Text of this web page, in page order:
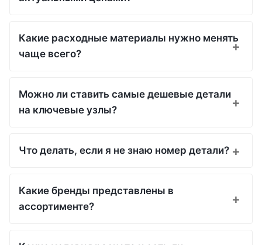
Какие расходные материалы нужно менять
чаще всего?
Можно ли ставить самые дешевые детали
на ключевые узлы?
Что делать, если я не знаю номер детали?
Какие бренды представлены в
ассортименте?